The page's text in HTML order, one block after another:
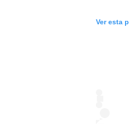
Ver esta